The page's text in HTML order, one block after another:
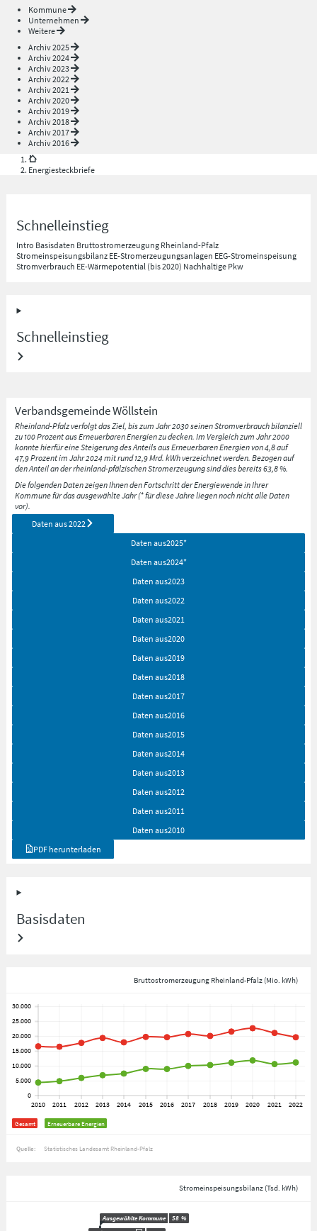
Kommune
Unternehmen
Weitere
Archiv 2025
Archiv 2024
Archiv 2023
Archiv 2022
Archiv 2021
Archiv 2020
Archiv 2019
Archiv 2018
Archiv 2017
Archiv 2016
Energiesteckbriefe
Schnelleinstieg
Intro Basisdaten Bruttostromerzeugung Rheinland-Pfalz
Stromeinspeisungsbilanz EE-Stromerzeugungsanlagen EEG-Stromeinspeisung
Stromverbrauch EE-Wärmepotential (bis 2020) Nachhaltige Pkw
Schnelleinstieg
VerbandsgemeindeWöllstein
Rheinland-Pfalz verfolgt das Ziel, bis zum Jahr 2030 seinen Stromverbrauch bilanziell
zu 100 Prozent aus Erneuerbaren Energien zu decken. Im Vergleich zum Jahr 2000
konnte hierfür eine Steigerung des Anteils aus Erneuerbaren Energien von 4,8 auf
47,9 Prozent im Jahr 2024 mit rund 12,9 Mrd. kWh verzeichnet werden. Bezogen auf
den Anteil an der rheinland-pfälzischen Stromerzeugung sind dies bereits 63,8 %.
Die folgenden Daten zeigen Ihnen den Fortschritt der Energiewende in Ihrer
Kommune für das ausgewählte Jahr (* für diese Jahre liegen noch nicht alle Daten
vor).
Daten aus2022
Daten aus2025*
Daten aus2024*
Daten aus2023
Daten aus2022
Daten aus2021
Daten aus2020
Daten aus2019
Daten aus2018
Daten aus2017
Daten aus2016
Daten aus2015
Daten aus2014
Daten aus2013
Daten aus2012
Daten aus2011
Daten aus2010
PDF herunterladen
Basisdaten
Bruttostromerzeugung Rheinland-Pfalz (Mio. kWh)
Gesamt Erneuerbare Energien
Quelle: Statistisches Landesamt Rheinland-Pfalz
Stromeinspeisungsbilanz (Tsd. kWh)
Ausgewählte Kommune 58 %